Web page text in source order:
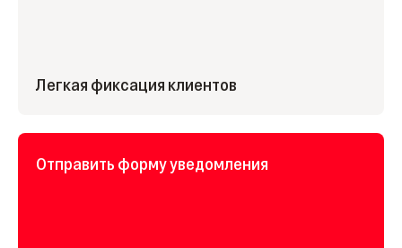
Легкая фиксация клиентов
Отправить форму уведомления